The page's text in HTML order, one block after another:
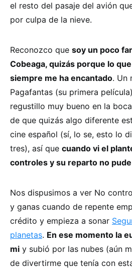
el resto del pasaje del avión
por culpa de la nieve.
Reconozco que soy un poco
Cobeaga, quizás porque lo
siempre me ha encantado. Un
Pagafantas (su primera
regustillo muy bueno en la
de que quizás algo diferente
cine español (sí, lo se, esto lo
tres), así que cuando vi el
controles y su reparto no
Nos dispusimos a ver No
y ganas cuando de repente
crédito y empieza a sonar
planetas. En ese momento la
mi y subió por las nubes (aún
de divertirme que tenía con